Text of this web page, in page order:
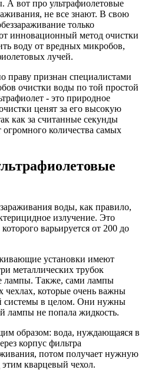
А вот про ультрафиолетовые
не все знают. В свою
только
инновационный метод очистки
воду от вредных микробов,
лучей.
праву признан специалистами
очистки воды по той простой
- это природное
ценят за его высокую
как за считанные секунды
огромного количества самых
воды, как правило,
излучение. Это
варьируется от 200 до
установки имеют
металлических трубок
лампы. Также, сами лампы
чехлах, которые очень важны
системы в целом. Они нужны
лампы не попала жидкость.
образом: вода, нуждающаяся в
корпус фильтра
потом получает нужную
кварцевый чехол.